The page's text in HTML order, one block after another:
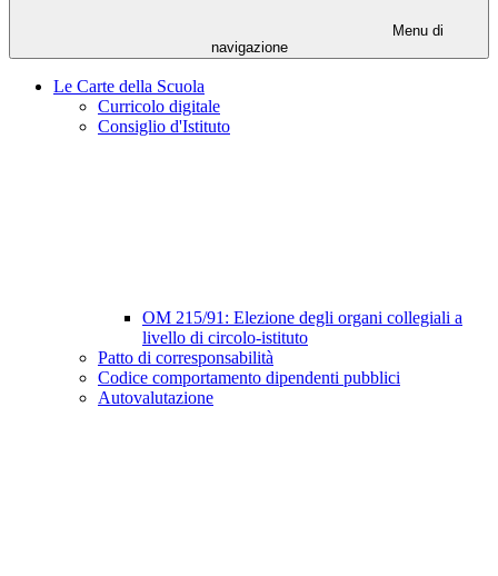
Menu di
navigazione
Le Carte della Scuola
Curricolo digitale
Consiglio d'Istituto
OM 215/91: Elezione degli organi collegiali a
livello di circolo-istituto
Patto di corresponsabilità
Codice comportamento dipendenti pubblici
Autovalutazione